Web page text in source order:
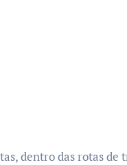
dentro das rotas